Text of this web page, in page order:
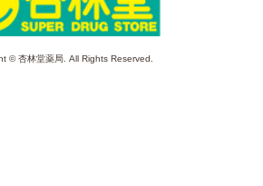
© 杏林堂薬局. All Rights Reserved.